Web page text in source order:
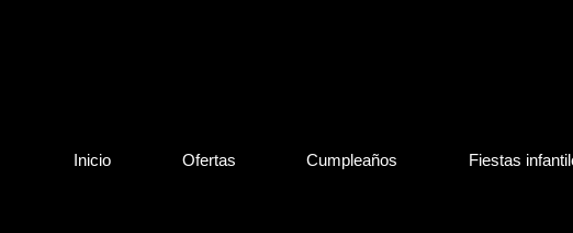
Inicio Ofertas Cumpleaños Fiestas